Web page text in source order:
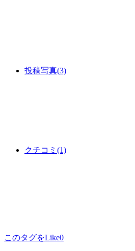
投稿写真(3)
クチコミ (1)
このタグをLike0